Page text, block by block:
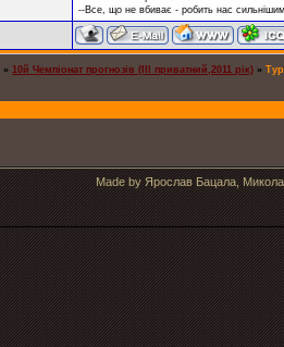
--Все, що не вбиває - робить нас
» 10й Чемпіонат прогнозів (ІІІ приватний,2011 рік) »
Made by Ярослав Бацала,